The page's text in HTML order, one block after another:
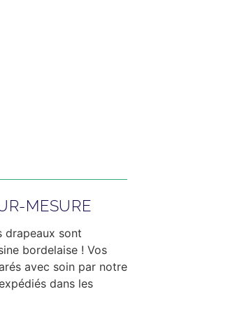
MESURE
drapeaux sont
bordelaise ! Vos
avec soin par notre
dans les